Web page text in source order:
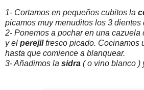
1- Cortamos en pequeños cubitos la
picamos muy menuditos los 3 dientes
2- Ponemos a pochar en una cazuela
y el perejilfresco picado. Cocinamos
hasta que comience a blanquear.
3- Añadimos la sidra ( o vino blanco )